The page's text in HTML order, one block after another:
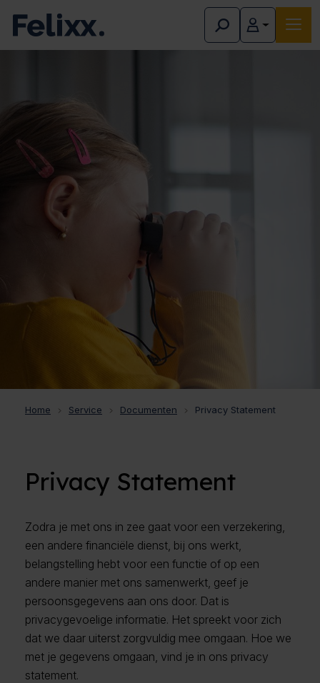
Home Service Documenten Privacy Statement
Privacy Statement
Zodra je met ons in zee gaat voor een verzekering,
een andere financiële dienst, bij ons werkt,
belangstelling hebt voor een functie of op een
andere manier met ons samenwerkt, geef je
persoonsgegevens aan ons door. Dat is
privacygevoelige informatie. Het spreekt voor zich
dat we daar uiterst zorgvuldig mee omgaan. Hoe we
met je gegevens omgaan, vind je in ons privacy
statement.